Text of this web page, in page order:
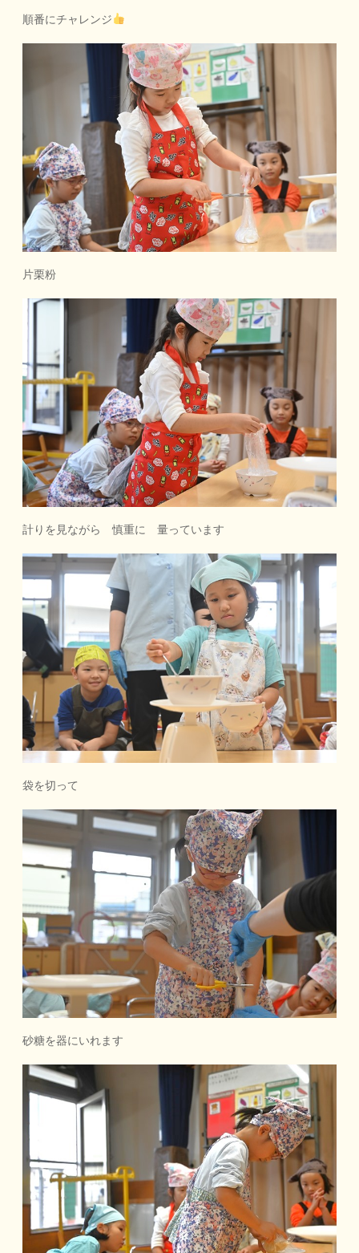
順番にチャレンジ
片栗粉
計りを見ながら 慎重に 量っています
袋を切って
砂糖を器にいれます